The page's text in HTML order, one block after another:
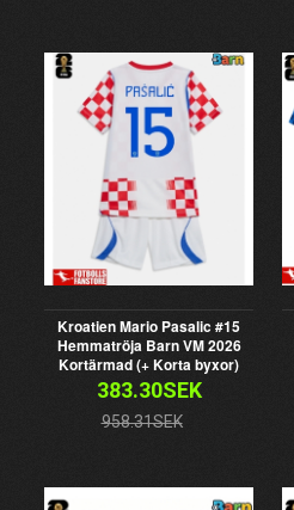
Kroatien Mario Pasalic #15
Hemmatröja Barn VM 2026
Kortärmad (+ Korta byxor)
383.30SEK
958.31SEK